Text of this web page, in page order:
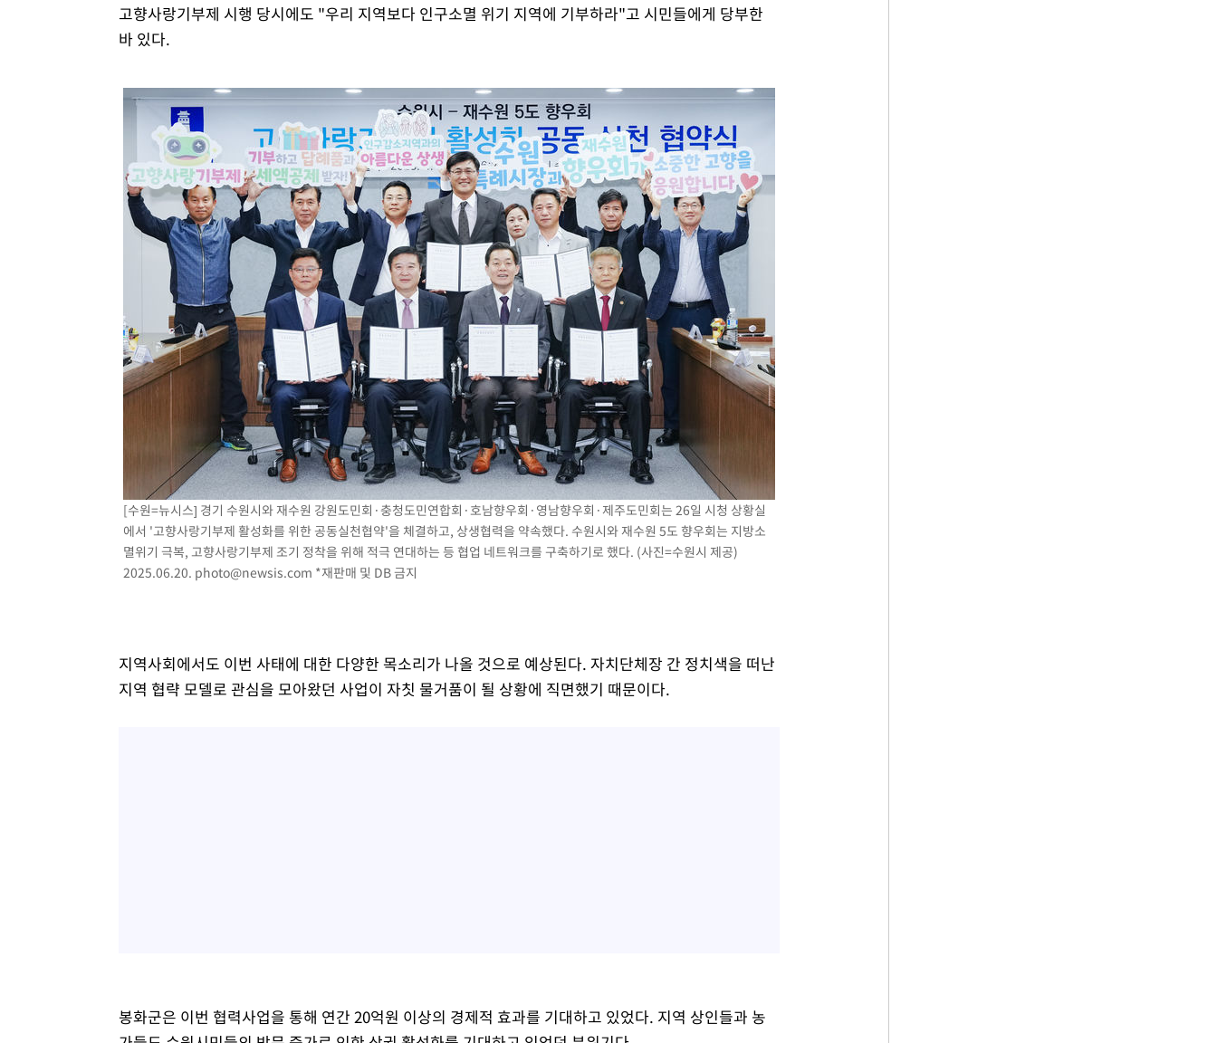
고향사랑기부제 시행 당시에도 "우리 지역보다 인구소멸 위기 지역에 기부하라"고 시민들에게 당부한
바 있다.
[수원=뉴시스] 경기 수원시와 재수원 강원도민회·충청도민연합회·호남향우회·영남향우회·제주도민회는 26일 시청 상황실
에서 '고향사랑기부제 활성화를 위한 공동실천협약'을 체결하고, 상생협력을 약속했다. 수원시와 재수원 5도 향우회는 지방소
멸위기 극복, 고향사랑기부제 조기 정착을 위해 적극 연대하는 등 협업 네트워크를 구축하기로 했다. (사진=수원시 제공)
2025.06.20. photo@newsis.com *재판매 및 DB 금지
지역사회에서도 이번 사태에 대한 다양한 목소리가 나올 것으로 예상된다. 자치단체장 간 정치색을 떠난
지역 협략 모델로 관심을 모아왔던 사업이 자칫 물거품이 될 상황에 직면했기 때문이다.
봉화군은 이번 협력사업을 통해 연간 20억원 이상의 경제적 효과를 기대하고 있었다. 지역 상인들과 농